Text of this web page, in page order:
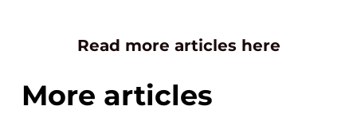
Read more articles here
More articles